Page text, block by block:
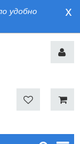
удобно
x